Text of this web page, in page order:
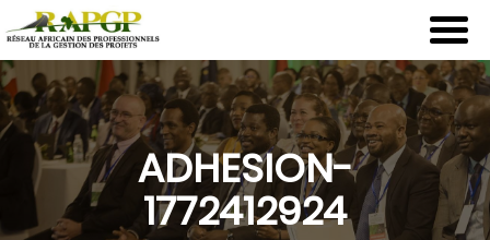
au
contenu
principal
ADHESION-
1772412924